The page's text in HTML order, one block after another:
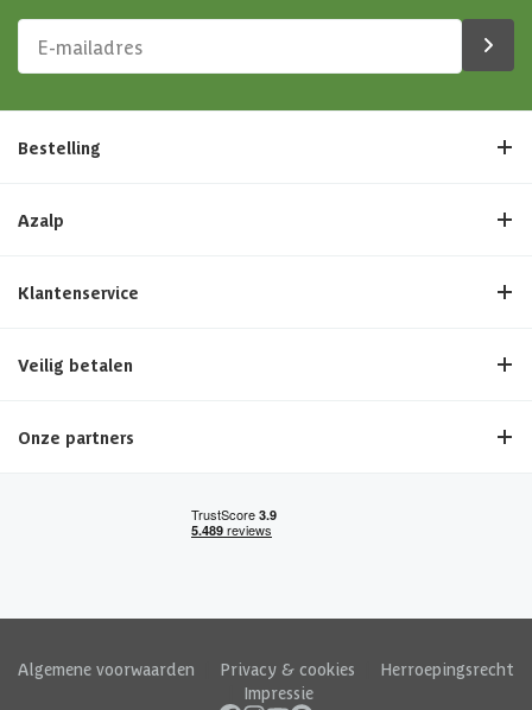
Bestelling
Azalp
Klantenservice
Veilig betalen
Onze partners
Algemene voorwaarden Privacy & cookies
Herroepingsrecht
Impressie